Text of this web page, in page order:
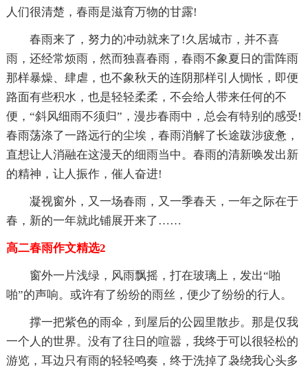
人们很清楚，春雨是滋育万物的甘露!
春雨来了，努力的冲动就来了!久居城市，并不喜
雨，还经常烦雨，然而独喜春雨，春雨不象夏日的雷阵雨
那样暴燥、肆虐，也不象秋天的连阴那样引人惆怅，即便
路面有些积水，也是轻轻柔柔，不会给人带来任何的不
便，“斜风细雨不须归”，漫步春雨中，总会有特别的感受!
春雨荡涤了一路远行的尘埃，春雨消解了长途跋涉疲惫，
直想让人消融在这漫天的细雨当中。春雨的清新唤发出新
的精神，让人振作，催人奋进!
凝视窗外，又一场春雨，又一季春天，一年之际在于
春，新的一年就此铺展开来了……
高二春雨作文精选2
窗外一片浅绿，风雨飘摇，打在玻璃上，发出“啪
啪”的声响。或许有了纷纷的雨丝，便少了纷纷的行人。
撑一把紫色的雨伞，到屋后的公园里散步。那是仅我
一个人的世界。没有了往日的喧嚣，我终于可以很轻松的
游览，耳边只有雨的轻轻鸣奏，终于洗掉了袅绕我心头多